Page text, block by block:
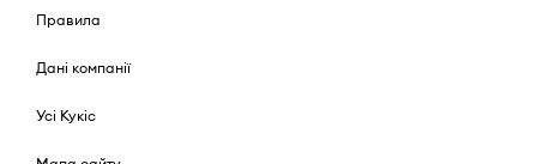
Правила
Дані компанії
Усі Кукіс